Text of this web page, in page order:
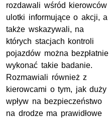
rozdawali wśród kierowców
ulotki informujące o akcji, a
także wskazywali, na
których stacjach kontroli
pojazdów można bezpłatnie
wykonać takie badanie.
Rozmawiali również z
kierowcami o tym, jak duży
wpływ na bezpieczeństwo
na drodze ma prawidłowe